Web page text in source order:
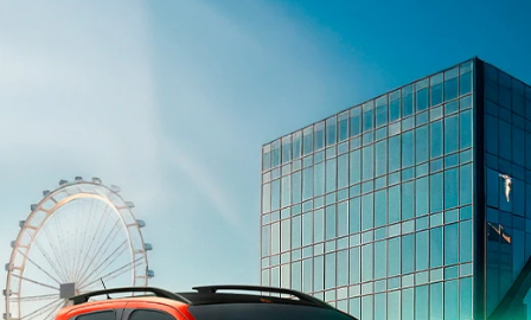
ESTOU INTERESSADO